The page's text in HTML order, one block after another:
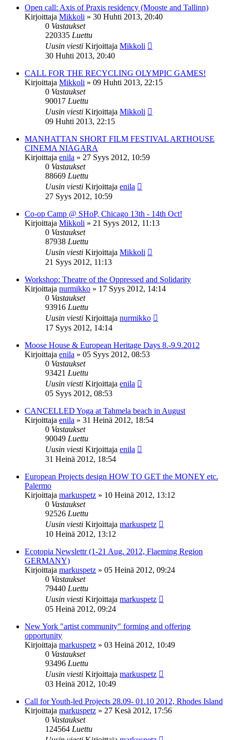
Open call: Axis of Praxis residency (Mooste and Tallinn)
Kirjoittaja Mikkoli » 30 Huhti 2013, 20:40
0 Vastaukset
220335 Luettu
Uusin viesti Kirjoittaja Mikkoli
30 Huhti 2013, 20:40
CALL FOR THE RECYCLING OLYMPIC GAMES!
Kirjoittaja Mikkoli » 09 Huhti 2013, 22:15
0 Vastaukset
90017 Luettu
Uusin viesti Kirjoittaja Mikkoli
09 Huhti 2013, 22:15
MANHATTAN SHORT FILM FESTIVAL ARTHOUSE
CINEMA NIAGARA
Kirjoittaja enila » 27 Syys 2012, 10:59
0 Vastaukset
88669 Luettu
Uusin viesti Kirjoittaja enila
27 Syys 2012, 10:59
Co-op Camp @ SHoP, Chicago 13th - 14th Oct!
Kirjoittaja Mikkoli » 21 Syys 2012, 11:13
0 Vastaukset
87938 Luettu
Uusin viesti Kirjoittaja Mikkoli
21 Syys 2012, 11:13
Workshop: Theatre of the Oppressed and Solidarity
Kirjoittaja nurmikko » 17 Syys 2012, 14:14
0 Vastaukset
93916 Luettu
Uusin viesti Kirjoittaja nurmikko
17 Syys 2012, 14:14
Moose House & European Heritage Days 8.-9.9.2012
Kirjoittaja enila » 05 Syys 2012, 08:53
0 Vastaukset
93421 Luettu
Uusin viesti Kirjoittaja enila
05 Syys 2012, 08:53
CANCELLED Yoga at Tahmela beach in August
Kirjoittaja enila » 31 Heinä 2012, 18:54
0 Vastaukset
90049 Luettu
Uusin viesti Kirjoittaja enila
31 Heinä 2012, 18:54
European Projects design HOW TO GET the MONEY etc.
Palermo
Kirjoittaja markuspetz » 10 Heinä 2012, 13:12
0 Vastaukset
92526 Luettu
Uusin viesti Kirjoittaja markuspetz
10 Heinä 2012, 13:12
Ecotopia Newslettr (1-21 Aug. 2012, Flaeming Region
GERMANY)
Kirjoittaja markuspetz » 05 Heinä 2012, 09:24
0 Vastaukset
79440 Luettu
Uusin viesti Kirjoittaja markuspetz
05 Heinä 2012, 09:24
New York "artist community" forming and offering
opportunity
Kirjoittaja markuspetz » 03 Heinä 2012, 10:49
0 Vastaukset
93496 Luettu
Uusin viesti Kirjoittaja markuspetz
03 Heinä 2012, 10:49
Call for Youth-led Projects 28.09- 01.10 2012, Rhodes Island
Kirjoittaja markuspetz » 27 Kesä 2012, 17:56
0 Vastaukset
124564 Luettu